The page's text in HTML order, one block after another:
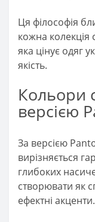
Ця філософія
кожна колекція
яка цінує одяг
якість.
Кольори
версією
За версією
вирізняється
глибоких
створювати як
ефектні акценти.